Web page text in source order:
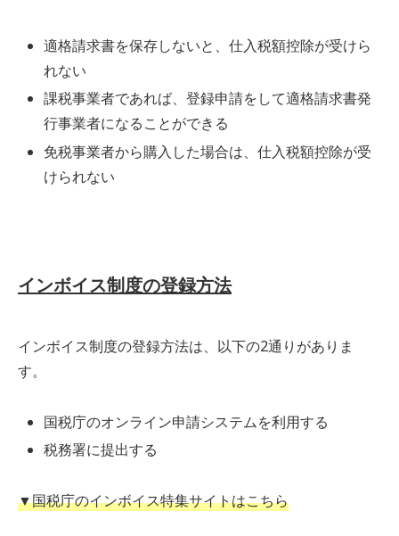
適格請求書を保存しないと、仕入税額控除が受けら
れない
課税事業者であれば、登録申請をして適格請求書発
行事業者になることができる
免税事業者から購入した場合は、仕入税額控除が受
けられない
インボイス制度の登録方法
インボイス制度の登録方法は、以下の2通りがありま
す。
国税庁のオンライン申請システムを利用する
税務署に提出する
▼国税庁のインボイス特集サイトはこちら